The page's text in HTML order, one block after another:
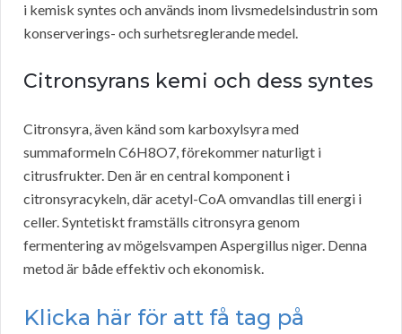
i kemisk syntes och används inom livsmedelsindustrin som
konserverings- och surhetsreglerande medel.
Citronsyrans kemi och dess syntes
Citronsyra, även känd som karboxylsyra med
summaformeln C6H8O7, förekommer naturligt i
citrusfrukter. Den är en central komponent i
citronsyracykeln, där acetyl-CoA omvandlas till energi i
celler. Syntetiskt framställs citronsyra genom
fermentering av mögelsvampen Aspergillus niger. Denna
metod är både effektiv och ekonomisk.
Klicka här för att få tag på